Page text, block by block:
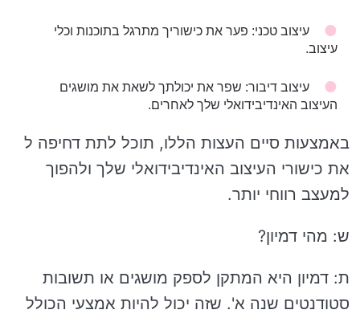
עיצוב טכני: פער את כישוריך מתרגל בתוכנות וכלי
עיצוב.
עיצוב דיבור: שפר את יכולתך לשאת את מושגים
העיצוב האינדיבידואלי שלך לאחרים.
באמצעות סיים העצות הללו, תוכל לתת דחיפה ל
את כישורי העיצוב האינדיבידואלי שלך ולהפוך
למעצב רווחי יותר.
ש: מהי דמיון?
ת: דמיון היא המתקן לספק מושגים או תשובות
סטודנטים שנה א'. שזה יכול להיות אמצעי הכולל